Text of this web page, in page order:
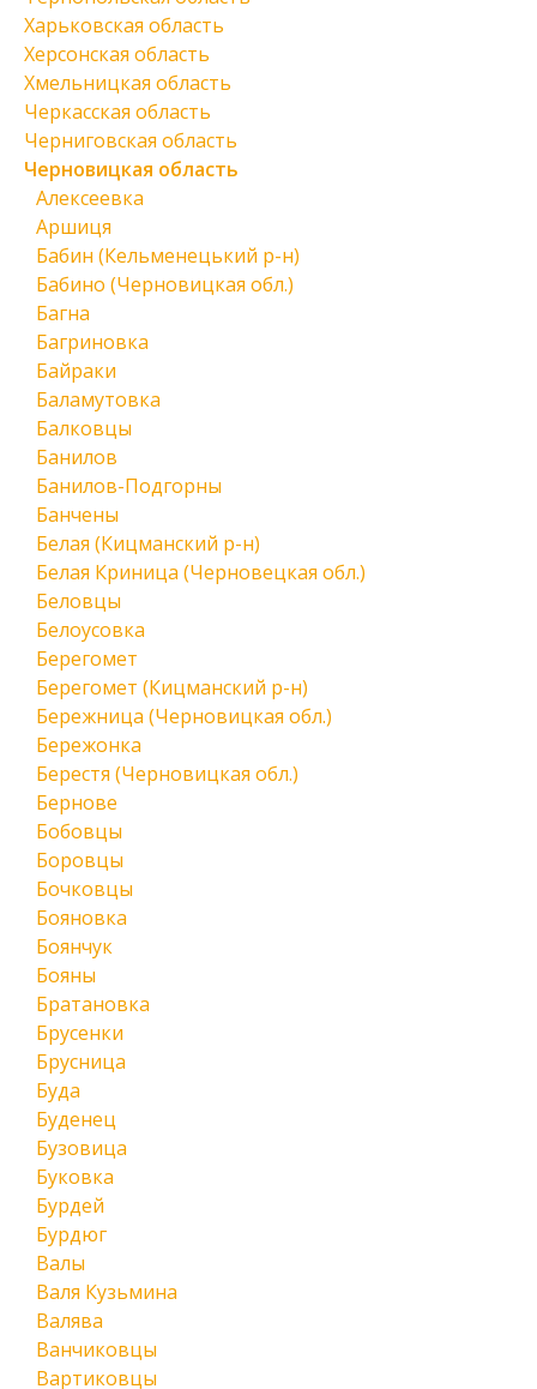
Харьковская область
Херсонская область
Хмельницкая область
Черкасская область
Черниговская область
Черновицкая область
Алексеевка
Аршиця
Бабин (Кельменецький р-н)
Бабино (Черновицкая обл.)
Багна
Багриновка
Байраки
Баламутовка
Балковцы
Банилов
Банилов-Подгорны
Банчены
Белая (Кицманский р-н)
Белая Криница (Черновецкая обл.)
Беловцы
Белоусовка
Берегомет
Берегомет (Кицманский р-н)
Бережница (Черновицкая обл.)
Бережонка
Берестя (Черновицкая обл.)
Бернове
Бобовцы
Боровцы
Бочковцы
Бояновка
Боянчук
Бояны
Братановка
Брусенки
Брусница
Буда
Буденец
Бузовица
Буковка
Бурдей
Бурдюг
Валы
Валя Кузьмина
Валява
Ванчиковцы
Вартиковцы